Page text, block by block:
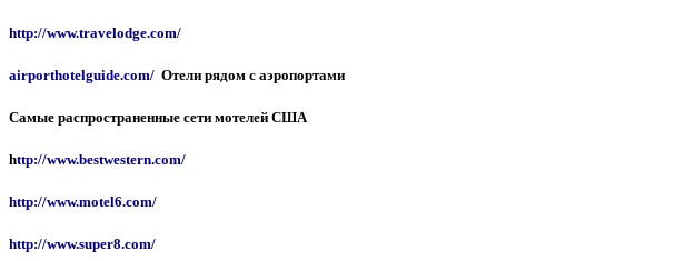
http://www.travelodge.com/
airporthotelguide.com/ Отели рядом с аэропортами
Самые распространенные сети мотелей США
http://www.bestwestern.com/
http://www.motel6.com/
http://www.super8.com/